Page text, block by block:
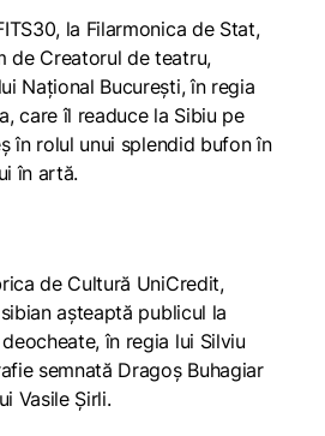
la Filarmonica de Stat,
de Creatorul de teatru,
Național București, în regia
care îl readuce la Sibiu pe
în rolul unui splendid bufon în
în artă.
de Cultură UniCredit,
așteaptă publicul la
în regia lui Silviu
semnată Dragoș Buhagiar
Vasile Șirli.